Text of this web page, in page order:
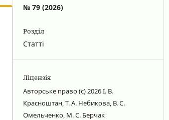
№ 79 (2026)
Розділ
Статті
Ліцензія
Авторське право (c) 2026 І. В.
Красноштан, Т. А. Небикова, В. С.
Омельченко, М. С. Берчак